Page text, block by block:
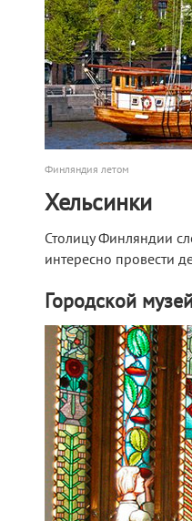
Финляндия летом
Хельсинки
Столицу Финляндии
интересно провести
Городской